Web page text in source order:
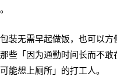
装无需早起做饭，也可以方
些「因为通勤时间长而不敢
能想上厕所」的打工人。